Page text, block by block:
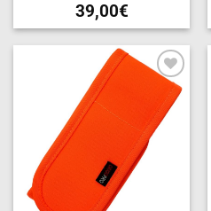
39,00€
Add to
wishlist